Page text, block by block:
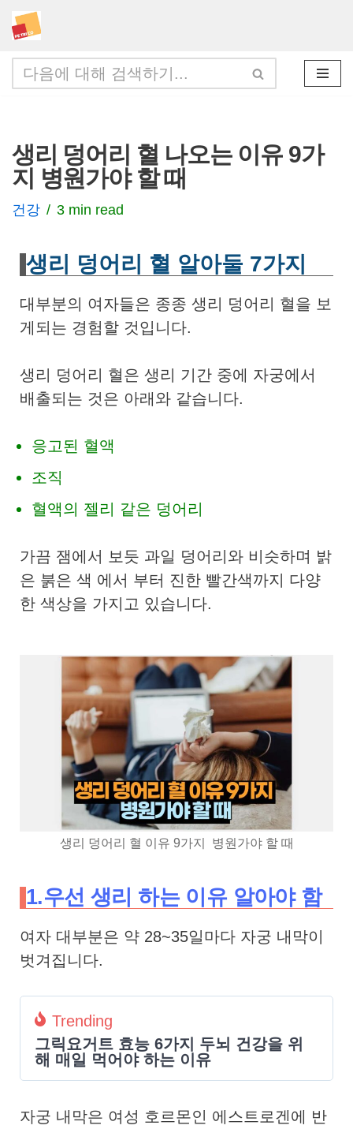
콘
텐
츠
너
뛰
기
생리 덩어리 혈 나오는 이유 9가
지 병원가야 할 때
건강 3 min read
생리 덩어리 혈 알아둘 7가지
대부분의 여자들은 종종 생리 덩어리 혈을 보
게되는 경험할 것입니다.
생리 덩어리 혈은 생리 기간 중에 ​​자궁에서
배출되는 것은 아래와 같습니다.
응고된 혈액
조직
혈액의 젤리 같은 덩어리
가끔 잼에서 보듯 과일 덩어리와 비슷하며 밝
은 붉은 색 에서 부터 진한 빨간색까지 다양
한 색상을 가지고 있습니다.
생리 덩어리 혈 이유 9가지 병원가야 할 때
1.우선 생리 하는 이유 알아야 함
여자 대부분은 약 28~35일마다 자궁 내막이
벗겨집니다.
Trending
그릭요거트 효능 6가지 두뇌 건강을 위
해 매일 먹어야 하는 이유
자궁 내막은 여성 호르몬인 에스트로겐에 반